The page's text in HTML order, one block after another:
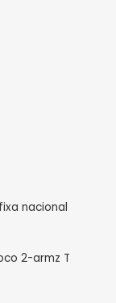
nacional
2-armz T